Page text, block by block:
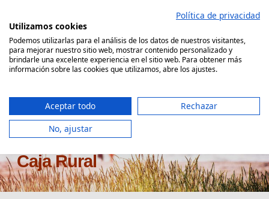
contenido
Comparador Seguro Decesos
Coberturas Seguro de Decesos
Caja Rural
Política de privacidad
Utilizamos cookies
Podemos utilizarlas para el análisis de los datos de nuestros visitantes,
para mejorar nuestro sitio web, mostrar contenido personalizado y
brindarle una excelente experiencia en el sitio web. Para obtener más
información sobre las cookies que utilizamos, abre los ajustes.
Aceptar todo
Rechazar
No, ajustar